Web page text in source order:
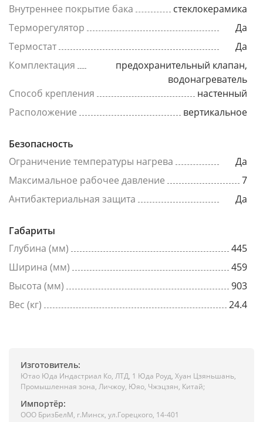
Внутреннее покрытие бака
стеклокерамика
Терморегулятор
Да
Термостат
Да
Комплектация
предохранительный клапан,
водонагреватель
Способ крепления
настенный
Расположение
вертикальное
Безопасность
Ограничение температуры нагрева
Да
Максимальное рабочее давление
7
Антибактериальная защита
Да
Габариты
Глубина (мм)
445
Ширина (мм)
459
Высота (мм)
903
Вес (кг)
24.4
Изготовитель:
Ютао Юда Индастриал Ко, ЛТД, 1 Юда Роуд, Хуан Цзяньшань,
Промышленная зона, Личжоу, Юяо, Чжэцзян, Китай;
Импортёр:
ООО БризБелМ, г.Минск, ул.Горецкого, 14-401